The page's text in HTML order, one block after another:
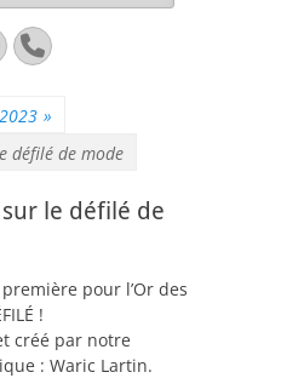
Tél
»
défilé de mode
le défilé de
pour l’Or des
!
créé par notre
: Waric Lartin.